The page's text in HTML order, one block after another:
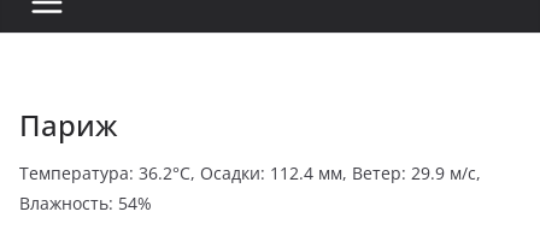
Париж
Температура: 36.2°C, Осадки: 112.4 мм, Ветер: 29.9 м/с,
Влажность: 54%